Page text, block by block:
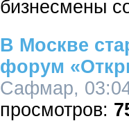
бизнесмены
В Москве
форум
Сафмар,